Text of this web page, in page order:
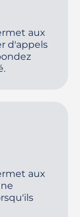
aux
d'appels
aux